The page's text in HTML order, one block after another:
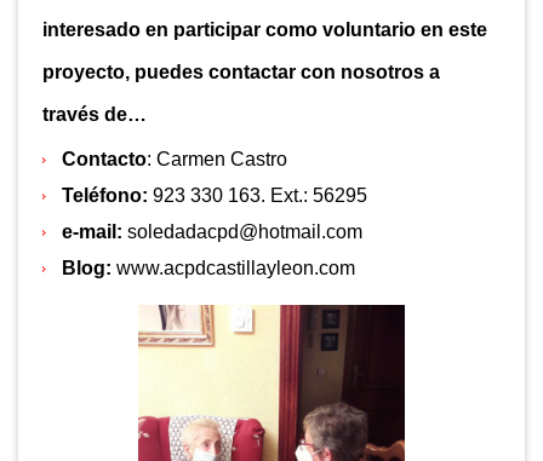
interesado en participar como voluntario en este
proyecto, puedes contactar con nosotros a
través de…
Contacto: Carmen Castro
Teléfono: 923 330 163. Ext.: 56295
e-mail: soledadacpd@hotmail.com
Blog: www.acpdcastillayleon.com